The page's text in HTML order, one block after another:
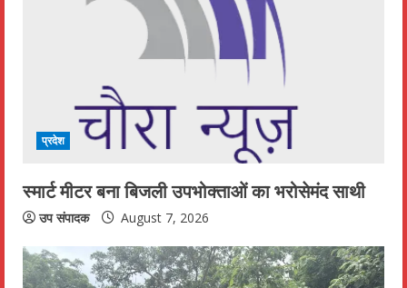
प्रदेश
स्मार्ट मीटर बना बिजली उपभोक्ताओं का भरोसेमंद साथी
उप संपादक August 7, 2026